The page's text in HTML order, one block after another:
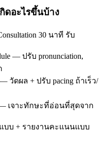
ดอะไรขึ้นบ้าง
30 นาที รับ
— ปรับ pronunciation,
— วัดผล + ปรับ pacing ถ้าเร็ว/
— เจาะทักษะที่อ่อนที่สุดจาก
แบบ + รายงานคะแนนแบบ